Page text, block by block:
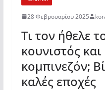
28 Φεβρουαρίου 2025
Τι τον ήθελε
κουνιστός
κομπινεζόν;
καλές εποχές